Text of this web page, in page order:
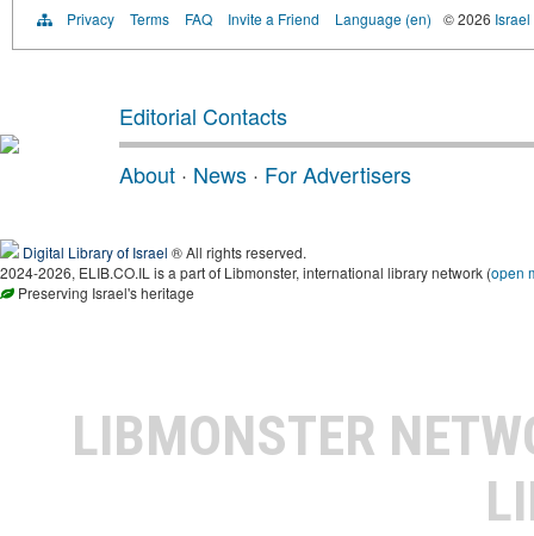
Privacy Terms FAQ Invite a Friend Language (en) © 2026
Editorial Contacts
About · News · For Advertisers
Digital Library of Israel ® All rights reserved.
2024-2026, ELIB.CO.IL is a part of Libmonster, international library network (open
Preserving Israel's heritage
LIBMONSTER